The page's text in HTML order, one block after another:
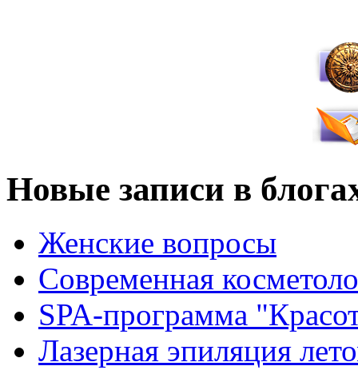
Новые записи в
Женские вопросы
Современная
SPA-программа
Лазерная эпиляция